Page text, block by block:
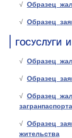
Образец
Образец
ГОСУСЛУГИ
Образец
Образец
Образец
загранпаспорта
Образец
жительства